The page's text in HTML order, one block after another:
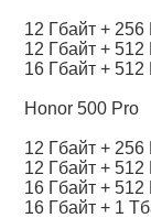
12 Гбайт +
12 Гбайт +
16 Гбайт +
Honor 500 Pro
12 Гбайт +
12 Гбайт +
16 Гбайт +
16 Гбайт + 1